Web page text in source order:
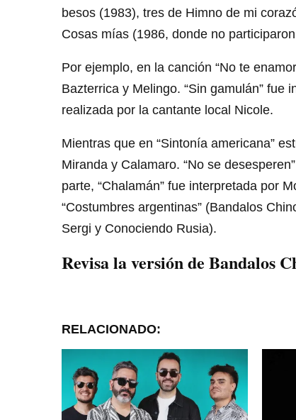
besos (1983), tres de Himno de mi
Cosas mías (1986, donde no
Por ejemplo, en la canción “No te
Bazterrica y Melingo. “Sin gamulán” fue
realizada por la cantante local Nicole.
Mientras que en “Sintonía americana”
Miranda y Calamaro. “No se
parte, “Chalamán” fue interpretada por
“Costumbres argentinas” (Bandalos
Sergi y Conociendo Rusia).
Revisa la versión de Bandalos
RELACIONADO: